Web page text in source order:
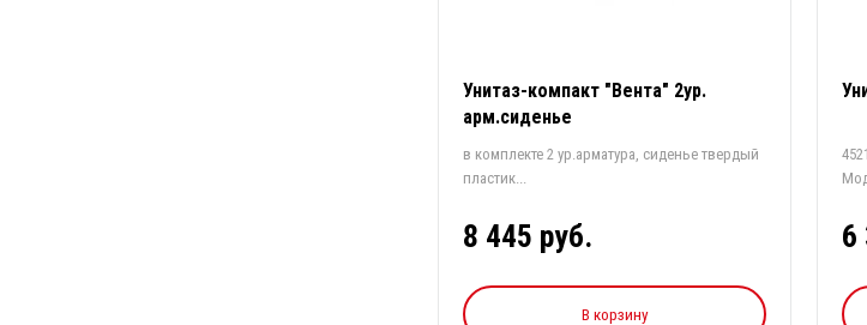
Унитаз-компакт "Вента" 2ур.
арм.сиденье
в комплекте 2 ур.арматура, сиденье твердый
пластик...
8 445 руб.
В корзину
6